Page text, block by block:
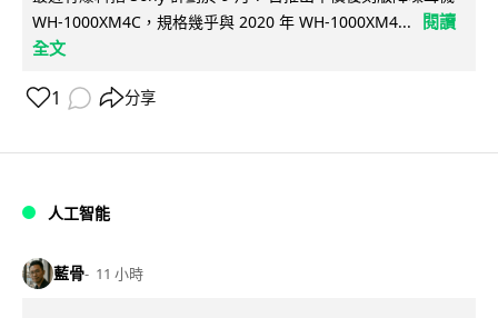
WH-1000XM4C，規格幾乎與 2020 年 WH-1000XM4...
閱讀
全文
1 分享
人工智能
藍骨 11 小時